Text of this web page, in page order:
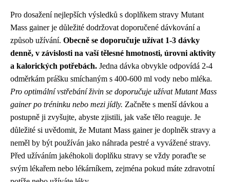
Pro dosažení nejlepších výsledků s doplňkem stravy Mutant
Mass gainer je důležité dodržovat doporučené dávkování a
způsob užívání. Obecně se doporučuje užívat 1-3 dávky
denně, v závislosti na vaší tělesné hmotnosti, úrovni aktivity
a kalorických potřebách. Jedna dávka obvykle odpovídá 2-4
odměrkám prášku smíchaným s 400-600 ml vody nebo mléka.
Pro optimální vstřebání živin se doporučuje užívat Mutant Mass
gainer po tréninku nebo mezi jídly. Začněte s menší dávkou a
postupně ji zvyšujte, abyste zjistili, jak vaše tělo reaguje. Je
důležité si uvědomit, že Mutant Mass gainer je doplněk stravy a
neměl by být používán jako náhrada pestré a vyvážené stravy.
Před užíváním jakéhokoli doplňku stravy se vždy poraďte se
svým lékařem nebo lékárníkem, zejména pokud máte zdravotní